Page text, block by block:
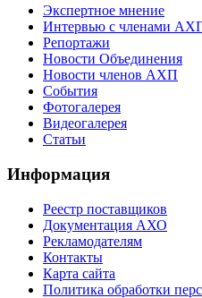
Экспертное мнение
Интервью с членами
Репортажи
Новости Объединения
Новости членов АХП
События
Фотогалерея
Видеогалерея
Статьи
Информация
Реестр поставщиков
Документация АХО
Рекламодателям
Контакты
Карта сайта
Политика обработки